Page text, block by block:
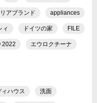
アブランド appliances
ィ ドイツの家 FILE
2022 エウロクチーナ
ィハウス 洗面